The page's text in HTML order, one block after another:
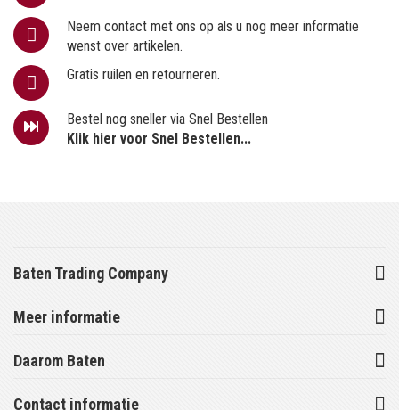
Neem contact met ons op als u nog meer informatie
wenst over artikelen.
Gratis ruilen en retourneren.
Bestel nog sneller via Snel Bestellen
Klik hier voor Snel Bestellen...
Baten Trading Company
Meer informatie
Daarom Baten
Contact informatie